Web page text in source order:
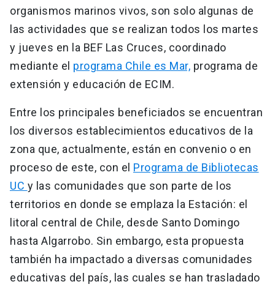
organismos marinos vivos, son solo algunas de
las actividades que se realizan todos los martes
y jueves en la BEF Las Cruces, coordinado
mediante el programa Chile es Mar, programa de
extensión y educación de ECIM.
Entre los principales beneficiados se encuentran
los diversos establecimientos educativos de la
zona que, actualmente, están en convenio o en
proceso de este, con el Programa de Bibliotecas
UC y las comunidades que son parte de los
territorios en donde se emplaza la Estación: el
litoral central de Chile, desde Santo Domingo
hasta Algarrobo. Sin embargo, esta propuesta
también ha impactado a diversas comunidades
educativas del país, las cuales se han trasladado